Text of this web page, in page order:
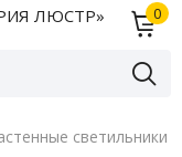
0
светильники